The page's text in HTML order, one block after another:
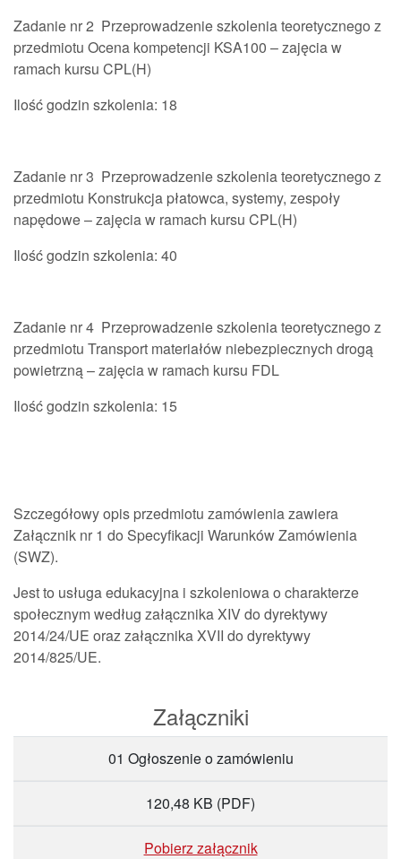
Zadanie nr 2 Przeprowadzenie szkolenia teoretycznego z
przedmiotu Ocena kompetencji KSA100 – zajęcia w
ramach kursu CPL(H)
Ilość godzin szkolenia: 18
Zadanie nr 3 Przeprowadzenie szkolenia teoretycznego z
przedmiotu Konstrukcja płatowca, systemy, zespoły
napędowe – zajęcia w ramach kursu CPL(H)
Ilość godzin szkolenia: 40
Zadanie nr 4 Przeprowadzenie szkolenia teoretycznego z
przedmiotu Transport materiałów niebezpiecznych drogą
powietrzną – zajęcia w ramach kursu FDL
Ilość godzin szkolenia: 15
Szczegółowy opis przedmiotu zamówienia zawiera
Załącznik nr 1 do Specyfikacji Warunków Zamówienia
(SWZ).
Jest to usługa edukacyjna i szkoleniowa o charakterze
społecznym według załącznika XIV do dyrektywy
2014/24/UE oraz załącznika XVII do dyrektywy
2014/825/UE.
Załączniki
01 Ogłoszenie o zamówieniu
120,48 KB (PDF)
Pobierz załącznik